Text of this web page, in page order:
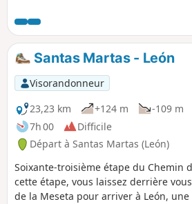
sortie de León est terrible, plusieurs
long de la N-120, et ce, jusqu'à
Santas Martas - León
Visorandonneur
23,23 km
+124 m
-109 m
7h 00
Difficile
Départ à Santas Martas (León)
Soixante-troisième étape du Chemin
cette étape, vous laissez derrière
de la Meseta pour arriver à León,